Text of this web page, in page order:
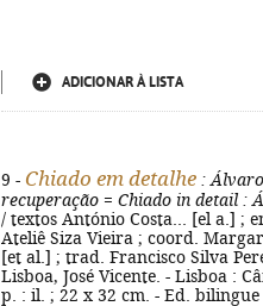
ADICIONAR À LISTA
9 - Chiado em detalhe :
recuperação = Chiado in detail :
/ textos António Costa... [el a.] ;
Ateliê Siza Vieira ; coord.
[et al.] ; trad. Francisco Silva
Lisboa, José Vicente. - Lisboa :
p. : il. ; 22 x 32 cm. - Ed. bilingue